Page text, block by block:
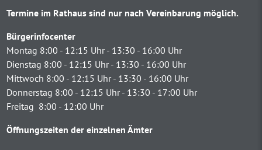
Termine im Rathaus sind nur nach Vereinbarung möglich.
Bürgerinfocenter
Montag 8:00 - 12:15 Uhr - 13:30 - 16:00 Uhr
Dienstag 8:00 - 12:15 Uhr - 13:30 - 16:00 Uhr
Mittwoch 8:00 - 12:15 Uhr - 13:30 - 16:00 Uhr
Donnerstag 8:00 - 12:15 Uhr - 13:30 - 17:00 Uhr
Freitag 8:00 - 12:00 Uhr
Öffnungszeiten der einzelnen Ämter